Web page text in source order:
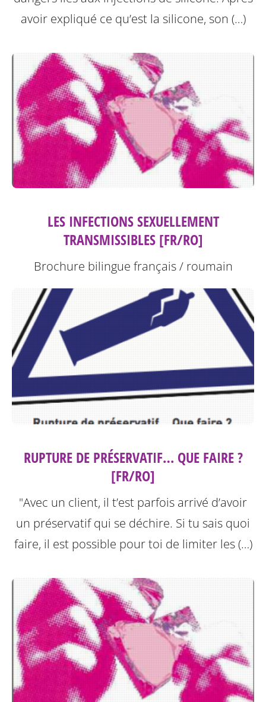
avoir expliqué ce qu’est la silicone, son (…)
LES INFECTIONS SEXUELLEMENT
TRANSMISSIBLES [FR/RO]
Brochure bilingue français / roumain
RUPTURE DE PRÉSERVATIF… QUE FAIRE ?
[FR/RO]
"Avec un client, il t’est parfois arrivé d’avoir
un préservatif qui se déchire. Si tu sais quoi
faire, il est possible pour toi de limiter les (…)